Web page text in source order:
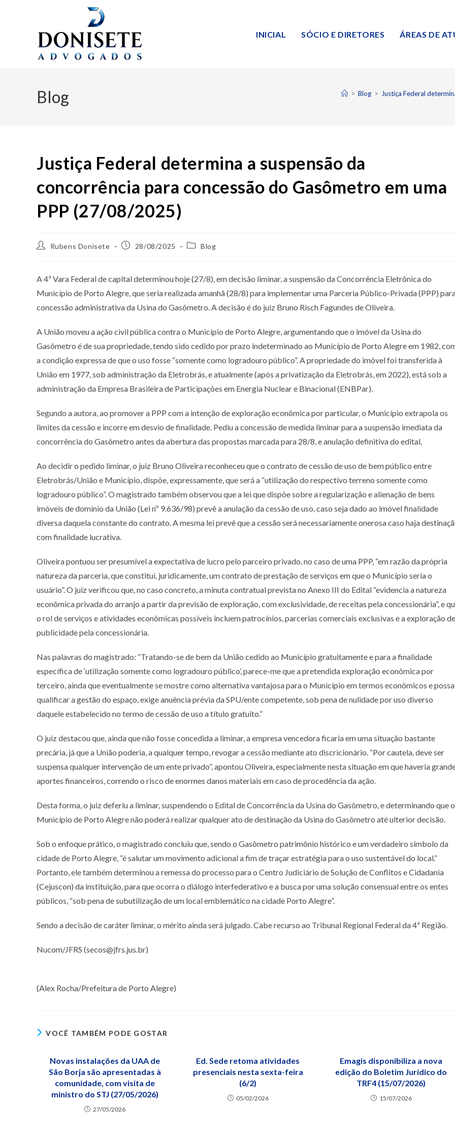
INICIAL SÓCIO E DIRETORES ÁREAS DE
Blog > Blog > Justiça Federal
Justiça Federal determina a suspensão da
concorrência para concessão do Gasômetro em uma
PPP (27/08/2025)
Rubens Donisete 28/08/2025 Blog
A 4ª Vara Federal de capital determinou hoje (27/8), em decisão liminar, a suspensão da Concorrência Eletrônica do
Município de Porto Alegre, que seria realizada amanhã (28/8) para implementar uma Parceria Público-Privada (PPP)
concessão administrativa da Usina do Gasômetro. A decisão é do juiz Bruno Risch Fagundes de Oliveira.
A União moveu a ação civil pública contra o Município de Porto Alegre, argumentando que o imóvel da Usina do
Gasômetro é de sua propriedade, tendo sido cedido por prazo indeterminado ao Município de Porto Alegre em 1982,
a condição expressa de que o uso fosse “somente como logradouro público”. A propriedade do imóvel foi transferida à
União em 1977, sob administração da Eletrobrás, e atualmente (após a privatização da Eletrobrás, em 2022), está sob a
administração da Empresa Brasileira de Participações em Energia Nuclear e Binacional (ENBPar).
Segundo a autora, ao promover a PPP com a intenção de exploração econômica por particular, o Município extrapola os
limites da cessão e incorre em desvio de finalidade. Pediu a concessão de medida liminar para a suspensão imediata da
concorrência do Gasômetro antes da abertura das propostas marcada para 28/8, e anulação definitiva do edital.
Ao decidir o pedido liminar, o juiz Bruno Oliveira reconheceu que o contrato de cessão de uso de bem público entre
Eletrobrás/União e Município, dispõe, expressamente, que será a “utilização do respectivo terreno somente como
logradouro público”. O magistrado também observou que a lei que dispõe sobre a regularização e alienação de bens
imóveis de domínio da União (Lei nº 9.636/98) prevê a anulação da cessão de uso, caso seja dado ao imóvel finalidade
diversa daquela constante do contrato. A mesma lei prevê que a cessão será necessariamente onerosa caso haja
com finalidade lucrativa.
Oliveira pontuou ser presumível a expectativa de lucro pelo parceiro privado, no caso de uma PPP, “em razão da própria
natureza da parceria, que constitui, juridicamente, um contrato de prestação de serviços em que o Município seria o
usuário”. O juiz verificou que, no caso concreto, a minuta contratual prevista no Anexo III do Edital “evidencia a natureza
econômica privada do arranjo a partir da previsão de exploração, com exclusividade, de receitas pela concessionária”, e
o rol de serviços e atividades econômicas possíveis incluem patrocínios, parcerias comerciais exclusivas e a exploração de
publicidade pela concessionária.
Nas palavras do magistrado: “Tratando-se de bem da União cedido ao Município gratuitamente e para a finalidade
específica de ‘utilização somente como logradouro público’, parece-me que a pretendida exploração econômica por
terceiro, ainda que eventualmente se mostre como alternativa vantajosa para o Município em termos econômicos e possa
qualificar a gestão do espaço, exige anuência prévia da SPU/ente competente, sob pena de nulidade por uso diverso
daquele estabelecido no termo de cessão de uso a título gratuito.”
O juiz destacou que, ainda que não fosse concedida a liminar, a empresa vencedora ficaria em uma situação bastante
precária, já que a União poderia, a qualquer tempo, revogar a cessão mediante ato discricionário. “Por cautela, deve ser
suspensa qualquer intervenção de um ente privado”, apontou Oliveira, especialmente nesta situação em que haveria
aportes financeiros, correndo o risco de enormes danos materiais em caso de procedência da ação.
Desta forma, o juiz deferiu a liminar, suspendendo o Edital de Concorrência da Usina do Gasômetro, e determinando que o
Município de Porto Alegre não poderá realizar qualquer ato de destinação da Usina do Gasômetro até ulterior decisão.
Sob o enfoque prático, o magistrado concluiu que, sendo o Gasômetro patrimônio histórico e um verdadeiro símbolo da
cidade de Porto Alegre, “é salutar um movimento adicional a fim de traçar estratégia para o uso sustentável do local.”
Portanto, ele também determinou a remessa do processo para o Centro Judiciário de Solução de Conflitos e Cidadania
(Cejuscon) da instituição, para que ocorra o diálogo interfederativo e a busca por uma solução consensual entre os entes
públicos, “sob pena de subutilização de um local emblemático na cidade Porto Alegre”.
Sendo a decisão de caráter liminar, o mérito ainda será julgado. Cabe recurso ao Tribunal Regional Federal da 4ª Região.
Nucom/JFRS (secos@jfrs.jus.br)
(Alex Rocha/Prefeitura de Porto Alegre)
VOCÊ TAMBÉM PODE GOSTAR
Novas instalações da UAA de
São Borja são apresentadas à
comunidade, com visita de
ministro do STJ (27/05/2026)
27/05/2026
Ed. Sede retoma atividades
presenciais nesta sexta-feira
(6/2)
05/02/2026
Emagis disponibiliza a nova
edição do Boletim Jurídico do
TRF4 (15/07/2026)
15/07/2026